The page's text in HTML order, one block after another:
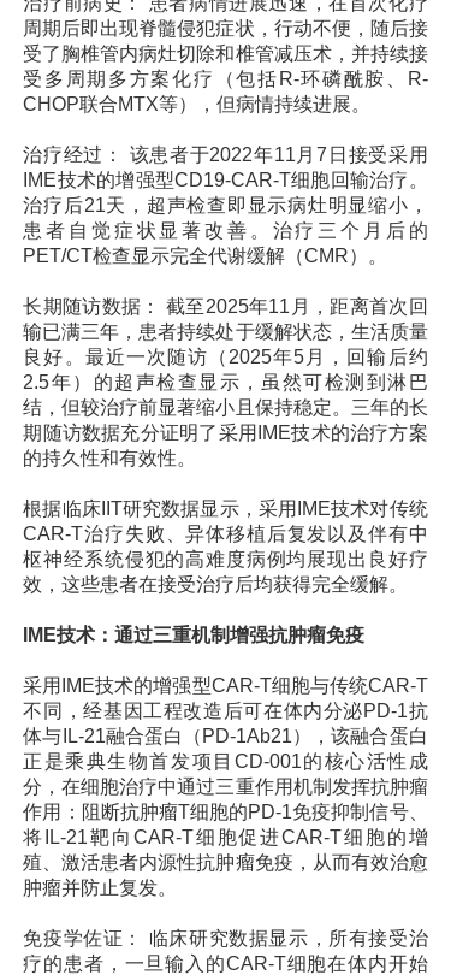
周期后即出现脊髓侵犯症状，行动不便，随后接
受了胸椎管内病灶切除和椎管减压术，并持续接
受多周期多方案化疗（包括R-环磷酰胺、R-
CHOP联合MTX等），但病情持续进展。
治疗经过： 该患者于2022年11月7日接受采用
IME技术的增强型CD19-CAR-T细胞回输治疗。
治疗后21天，超声检查即显示病灶明显缩小，
患者自觉症状显著改善。治疗三个月后的
PET/CT检查显示完全代谢缓解（CMR）。
长期随访数据： 截至2025年11月，距离首次回
输已满三年，患者持续处于缓解状态，生活质量
良好。最近一次随访（2025年5月，回输后约
2.5年）的超声检查显示，虽然可检测到淋巴
结，但较治疗前显著缩小且保持稳定。三年的长
期随访数据充分证明了采用IME技术的治疗方案
的持久性和有效性。
根据临床IIT研究数据显示，采用IME技术对传统
CAR-T治疗失败、异体移植后复发以及伴有中
枢神经系统侵犯的高难度病例均展现出良好疗
效，这些患者在接受治疗后均获得完全缓解。
IME技术：通过三重机制增强抗肿瘤免疫
采用IME技术的增强型CAR-T细胞与传统CAR-T
不同，经基因工程改造后可在体内分泌PD-1抗
体与IL-21融合蛋白（PD-1Ab21），该融合蛋白
正是乘典生物首发项目CD-001的核心活性成
分，在细胞治疗中通过三重作用机制发挥抗肿瘤
作用：阻断抗肿瘤T细胞的PD-1免疫抑制信号、
将IL-21靶向CAR-T细胞促进CAR-T细胞的增
殖、激活患者内源性抗肿瘤免疫，从而有效治愈
肿瘤并防止复发。
免疫学佐证： 临床研究数据显示，所有接受治
疗的患者，一旦输入的CAR-T细胞在体内开始